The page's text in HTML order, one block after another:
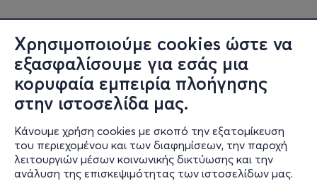
Χρησιμοποιούμε cookies ώστε να
εξασφαλίσουμε για εσάς μια
κορυφαία εμπειρία πλοήγησης
στην ιστοσελίδα μας.
Κάνουμε χρήση cookies με σκοπό την εξατομίκευση
του περιεχομένου και των διαφημίσεων, την παροχή
λειτουργιών μέσων κοινωνικής δικτύωσης και την
ανάλυση της επισκεψιμότητας των ιστοσελίδων μας.
Πληροφορίες
Υποστήριξη
Stay Connected